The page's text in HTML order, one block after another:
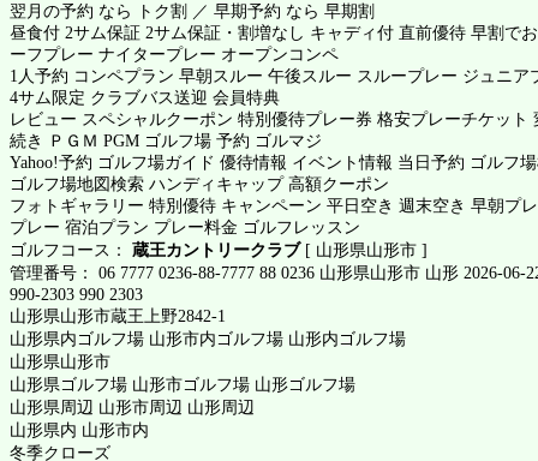
翌月の予約 なら トク割 ／ 早期予約 なら 早期割
昼食付 2サム保証 2サム保証・割増なし キャディ付 直前優待 早割で
ーフプレー ナイタープレー オープンコンペ
1人予約 コンペプラン 早朝スルー 午後スルー スループレー ジュニア
4サム限定 クラブバス送迎 会員特典
レビュー スペシャルクーポン 特別優待プレー券 格安プレーチケット
続き ＰＧＭ PGM ゴルフ場 予約 ゴルマジ
Yahoo!予約 ゴルフ場ガイド 優待情報 イベント情報 当日予約 ゴルフ
ゴルフ場地図検索 ハンディキャップ 高額クーポン
フォトギャラリー 特別優待 キャンペーン 平日空き 週末空き 早朝プ
プレー 宿泊プラン プレー料金 ゴルフレッスン
ゴルフコース： 蔵王カントリークラブ[ 山形県山形市 ]
管理番号： 06 7777 0236-88-7777 88 0236 山形県山形市 山形 2026-06-
990-2303 990 2303
山形県山形市蔵王上野2842-1
山形県内ゴルフ場 山形市内ゴルフ場 山形内ゴルフ場
山形県山形市
山形県ゴルフ場 山形市ゴルフ場 山形ゴルフ場
山形県周辺 山形市周辺 山形周辺
山形県内 山形市内
冬季クローズ